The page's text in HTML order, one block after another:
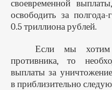
своевременной
освободить за
0.5 триллиона рублей.
Если мы хотим
противника, то
выплаты за
в приблизительно